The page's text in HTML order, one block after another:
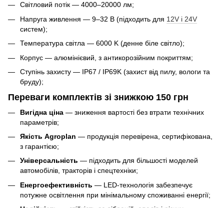
Світловий потік — 4000–20000 лм;
Напруга живлення — 9–32 В (підходить для 12V і 24V
систем);
Температура світла — 6000 K (денне біле світло);
Корпус — алюмінієвий, з антикорозійним покриттям;
Ступінь захисту — IP67 / IP69K (захист від пилу, вологи та
бруду);
Переваги комплектів зі знижкою 150 грн
Вигідна ціна — зниження вартості без втрати технічних
параметрів;
Якість Agroplan — продукція перевірена, сертифікована,
з гарантією;
Універсальність — підходить для більшості моделей
автомобілів, тракторів і спецтехніки;
Енергоефективність — LED-технологія забезпечує
потужне освітлення при мінімальному споживанні енергії;